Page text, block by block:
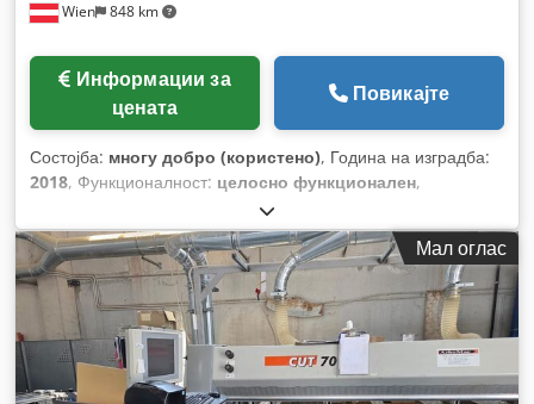
Wien 848 km
цената
Повикајте
Состојба: многу добро (користено), Година на изградба:
2018, Функционалност: целосно функционален,
Мал оглас